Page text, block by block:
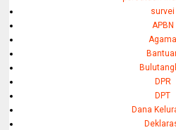
survei
APBN
Agama
DPR
DPT
Dana